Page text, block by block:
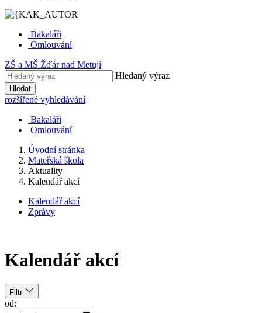
Bakaláři
Omlouvání
ZŠ a MŠ Žďár nad Metují
Hledaný výraz
Hledat
rozšířené vyhledávání
Bakaláři
Omlouvání
Úvodní stránka
Mateřská škola
Aktuality
Kalendář akcí
Kalendář akcí
Zprávy
Kalendář akcí
Filtr
od: